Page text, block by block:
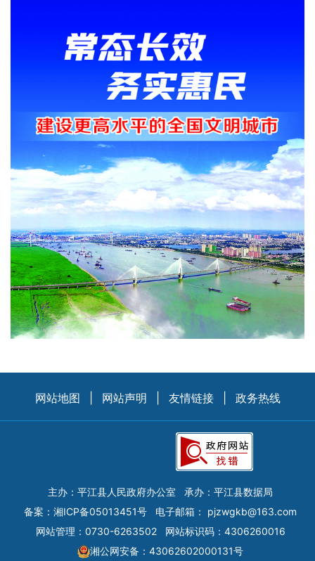
网站地图 网站声明 友情链接 政务热线
主办：平江县人民政府办公室
承办：平江县数据局
备案： 湘ICP备05013451号 电子邮箱： pjzwgkb@163.com
网站管理：0730-6263502
网站标识码：4306260016
湘公网安备：43062602000131号